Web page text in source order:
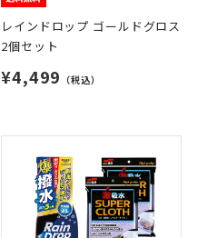
レインドロップ ゴールドグロス
2個セット
¥4,499 （税込）